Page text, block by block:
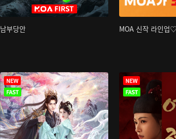
남부당안 MOA 신작 라인업♡